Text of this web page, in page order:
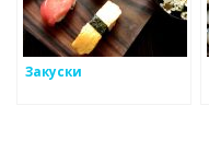
Закуски